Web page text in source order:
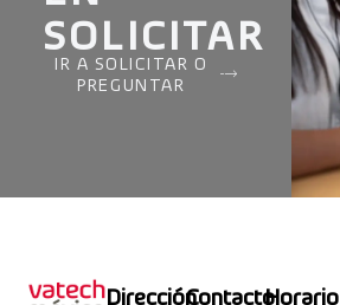
SOLICITAR
IR A SOLICITAR O
PREGUNTAR
DirecciónContactoHorario